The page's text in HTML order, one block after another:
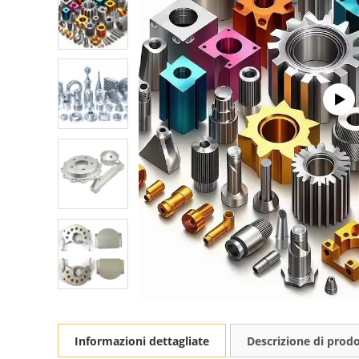
Informazioni dettagliate Descrizione di